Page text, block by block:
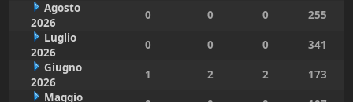
Agosto
2026
0 0 0
255
Luglio
2026
0 0 0
341
Giugno
2026
1 2 2
173
Maggio